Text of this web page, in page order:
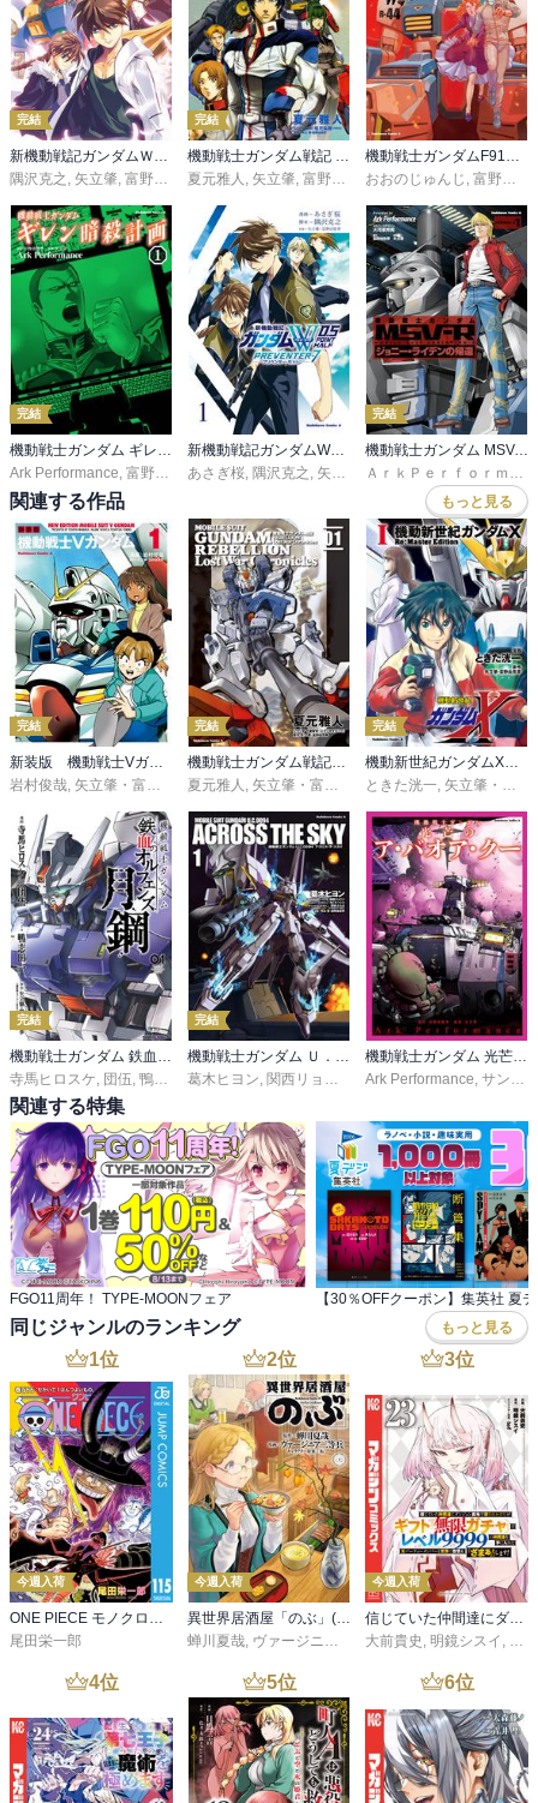
完結
新機動戦記ガンダムＷ フローズン・ティアドロップ
隅沢克之 , 矢立肇, 富野由悠季
完結
機動戦士ガンダム戦記 Ｕ．Ｃ．００８１―水天の涙―
夏元雅人 , 矢立肇, 富野由悠季 ,松元弘毅・ＮＢＧＩ
機動戦士ガンダムF91 エターナルウインド
おおのじゅんじ , 富野由悠季
完結
Ark Performance 富野由悠季 ,矢立肇
新機動戦記ガンダムW 0．5 PREVENTER-7
あさぎ桜 隅沢克之 矢立肇・富野由悠季
完結
機動戦士ガンダム MSV-R ジョニー・ライデンの帰還
関連する作品 もっと見る
完結
新装版 機動戦士Vガンダム
岩村俊哉, 矢立肇・富野由悠季
完結
機動戦士ガンダム戦記ＲＥＢＥＬＬＩＯＮ Lost War Chronicles
夏元雅人 , 矢立肇・富野由悠季 ,千葉智宏
完結
機動新世紀ガンダムX Re:Master Edition
ときた洸一, 矢立肇・富野由悠季
完結
寺馬ヒロスケ 団伍 鴨志田一 ,矢立肇・富野由悠季（『機動戦士ガンダム鉄血の
完結
葛木ヒヨン 関西リョウジ カトキハジメ,蒼依ふたば
Ark Performance サンライズ
関連する特集
FGO11周年！ TYPE-MOONフェア
同じジャンルのランキング もっと見る
1位
今週入荷
ONE PIECE モノクロ版 115
尾田栄一郎
2位
今週入荷
異世界居酒屋「のぶ」(22)
蝉川夏哉, ヴァージニア二等兵 ,転
3位
今週入荷
信じていた仲間達にダンジョン奥地で殺されかけたがギフト『無限ガチャ』でレベル９９９９の仲間達を手に入れて元パーティーメンバーと世界に復讐＆『ざまぁ！』します！（２３）
大前貴史 , 明鏡シスイ , ｔ
4位 5位 6位